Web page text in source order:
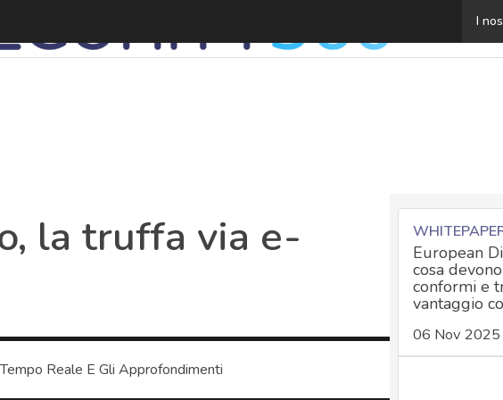
I
Falsi pacchi
la truffa via e-
Reale E Gli Approfondimenti
European
cosa
conformi e
vantaggio
06 Nov 2025